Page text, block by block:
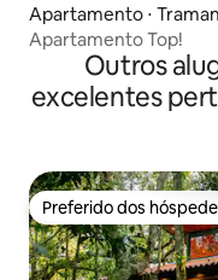
Apartamento ⋅
Apartamento Top!
Outros
excelentes
Preferido dos
Preferido dos